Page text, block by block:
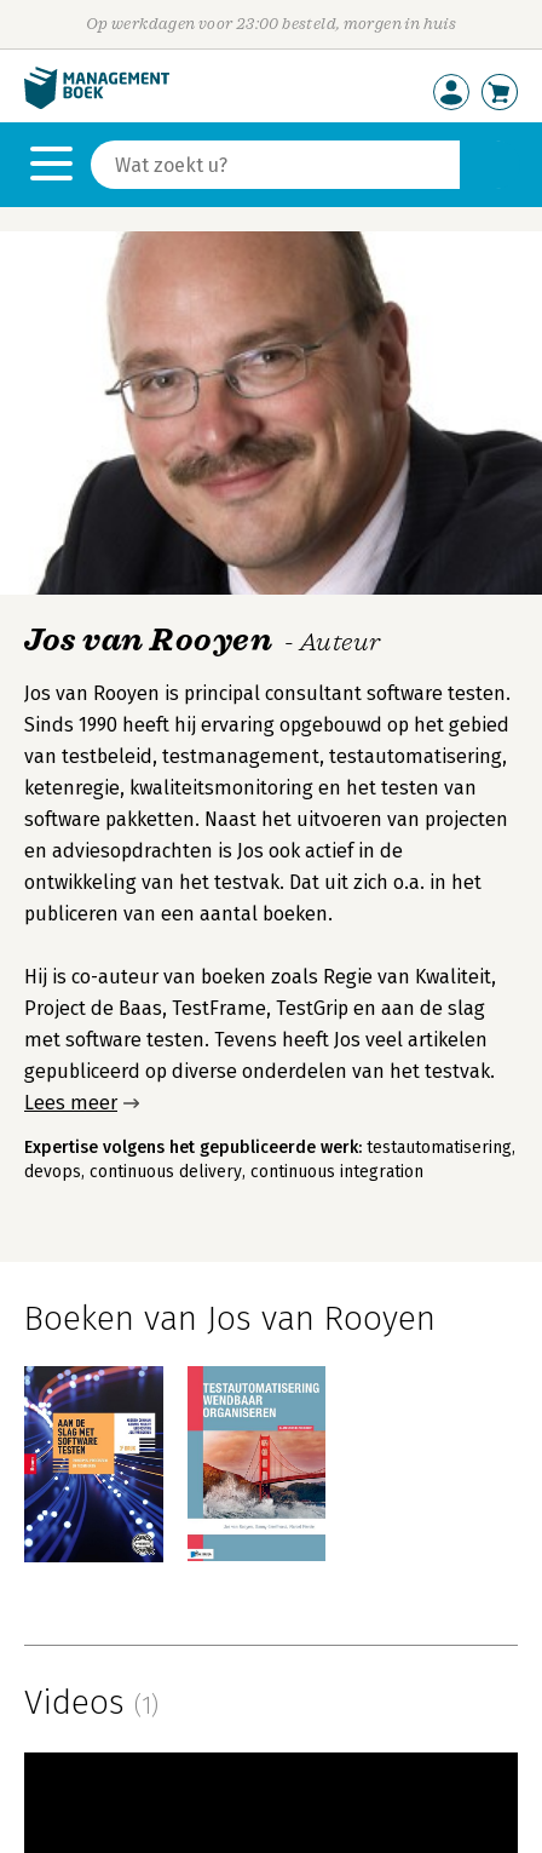
Op werkdagen voor 23:00 besteld, morgen in huis
Jos van Rooyen - Auteur
Jos van Rooyen is principal consultant software testen.
Sinds 1990 heeft hij ervaring opgebouwd op het gebied
van testbeleid, testmanagement, testautomatisering,
ketenregie, kwaliteitsmonitoring en het testen van
software pakketten. Naast het uitvoeren van projecten
en adviesopdrachten is Jos ook actief in de
ontwikkeling van het testvak. Dat uit zich o.a. in het
publiceren van een aantal boeken.
Hij is co-auteur van boeken zoals Regie van Kwaliteit,
Project de Baas, TestFrame, TestGrip en aan de slag
met software testen. Tevens heeft Jos veel artikelen
gepubliceerd op diverse onderdelen van het testvak.
Lees meer
Expertise volgens het gepubliceerde werk: testautomatisering,
devops, continuous delivery, continuous integration
Boeken van Jos van Rooyen
Videos (1)